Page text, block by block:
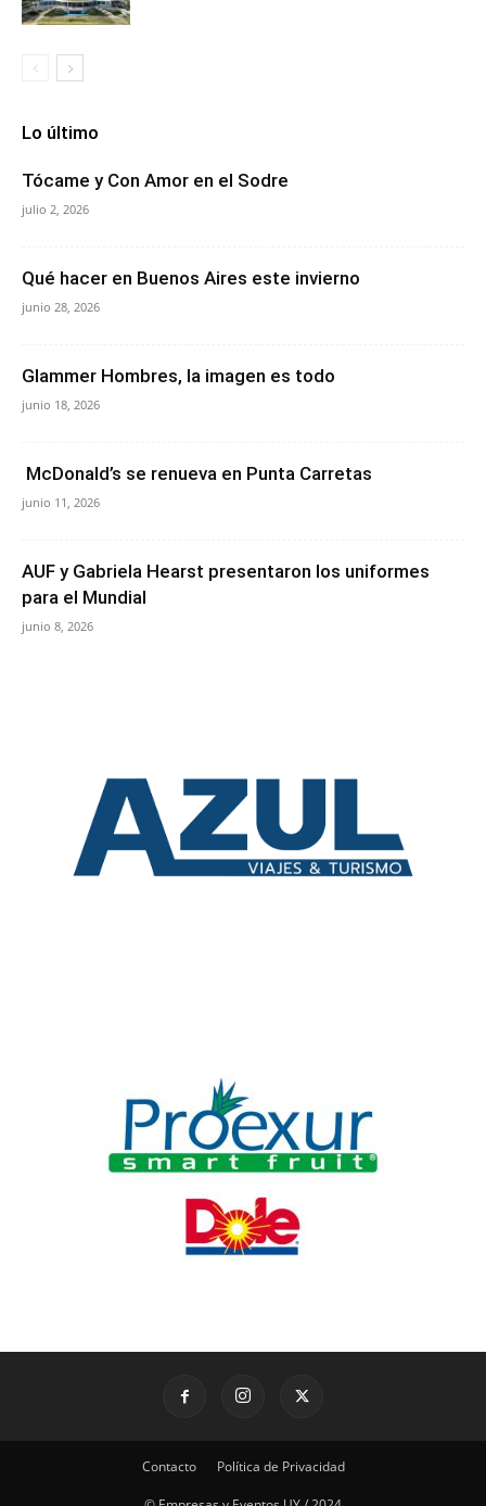
Lo último
Tócame y Con Amor en el Sodre
julio 2, 2026
Qué hacer en Buenos Aires este invierno
junio 28, 2026
Glammer Hombres, la imagen es todo
junio 18, 2026
McDonald’s se renueva en Punta Carretas
junio 11, 2026
AUF y Gabriela Hearst presentaron los uniformes
para el Mundial
junio 8, 2026
Contacto Política de Privacidad